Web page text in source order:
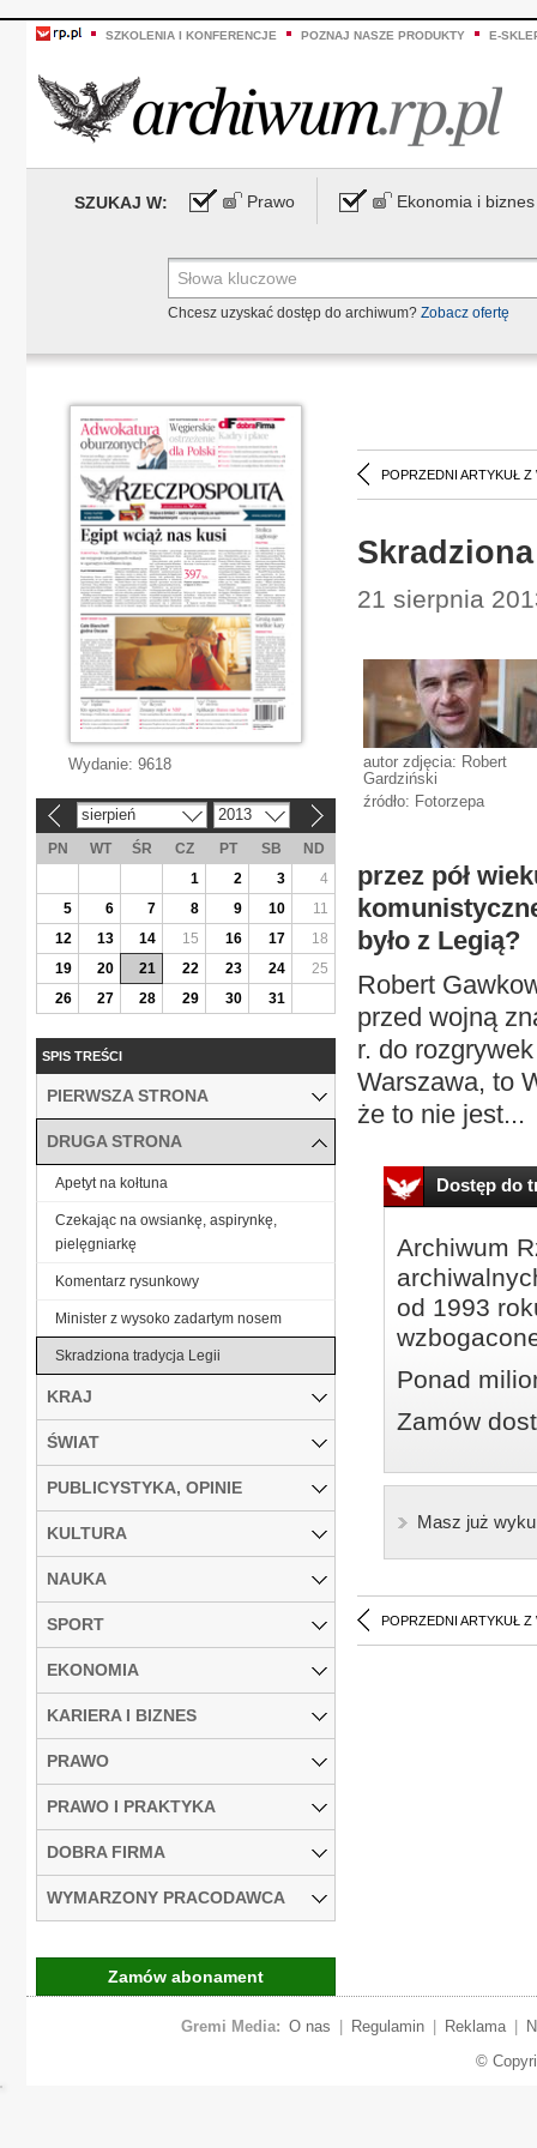
SZKOLENIA I KONFERENCJE POZNAJ NASZE PRODUKTY E-
SZUKAJ W: Prawo Ekonomia i biznes
Chcesz uzyskać dostęp do archiwum? Zobacz ofertę
POPRZEDNI ARTYKUŁ Z
21 sierpnia
autor zdjęcia: Robert
Gardziński
źródło: Fotorzepa
przez pół
było z Legią?
Robert
przed wojną
r. do
Warszawa, to
że to nie jest...
Dostęp do
Archiwum
od 1993
Ponad
Zamów
Masz już
POPRZEDNI ARTYKUŁ Z
Wydanie: 9618
sierpień 2013
PN WT ŚR CZ PT SB
ND
1
2 3
4
5
6 7 8 9 10
11
12
13 14 15 16 17
18
19
20 21 22 23 24
25
26
27 28 29 30 31
SPIS TREŚCI
PIERWSZA STRONA
DRUGA STRONA
Apetyt na kołtuna
Czekając na owsiankę, aspirynkę,
pielęgniarkę
Komentarz rysunkowy
Minister z wysoko zadartym nosem
Skradziona tradycja Legii
KRAJ
ŚWIAT
PUBLICYSTYKA, OPINIE
KULTURA
NAUKA
SPORT
EKONOMIA
KARIERA I BIZNES
PRAWO
PRAWO I PRAKTYKA
DOBRA FIRMA
WYMARZONY PRACODAWCA
Zamów abonament
Gremi Media: O nas Regulamin Reklama
©